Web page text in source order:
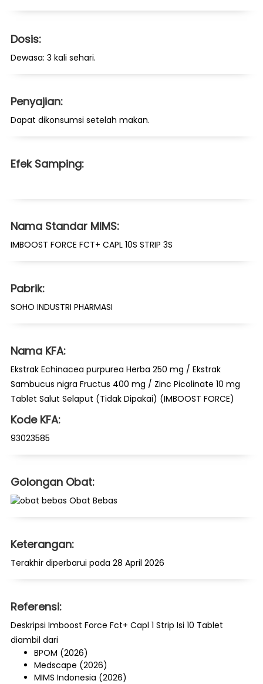
Dosis:
Dewasa: 3 kali sehari.
Penyajian:
Dapat dikonsumsi setelah makan.
Efek Samping:
Nama Standar MIMS:
IMBOOST FORCE FCT+ CAPL 10S STRIP 3S
Pabrik:
SOHO INDUSTRI PHARMASI
Nama KFA:
Ekstrak Echinacea purpurea Herba 250 mg / Ekstrak
Sambucus nigra Fructus 400 mg / Zinc Picolinate 10 mg
Tablet Salut Selaput (Tidak Dipakai) (IMBOOST FORCE)
Kode KFA:
93023585
Golongan Obat:
Obat Bebas
Keterangan:
Terakhir diperbarui pada 28 April 2026
Referensi:
Deskripsi Imboost Force Fct+ Capl 1 Strip Isi 10 Tablet
diambil dari
BPOM (2026)
Medscape (2026)
MIMS Indonesia (2026)